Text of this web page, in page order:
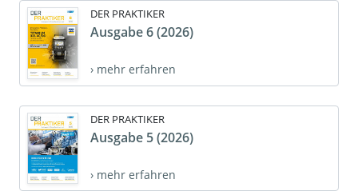
DER PRAKTIKER
Ausgabe 6 (2026)
› mehr erfahren
DER PRAKTIKER
Ausgabe 5 (2026)
› mehr erfahren